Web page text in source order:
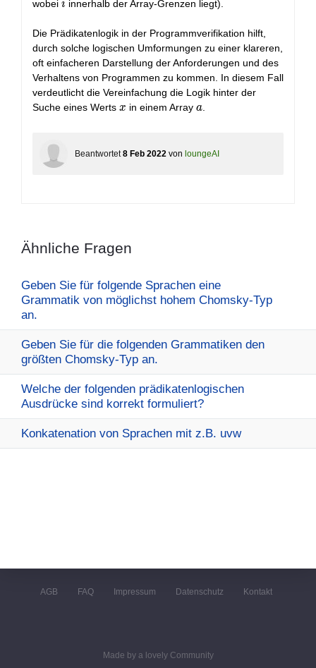
wobei i
i innerhalb der Array-Grenzen liegt).
Die Prädikatenlogik in der Programmverifikation hilft,
durch solche logischen Umformungen zu einer klareren,
oft einfacheren Darstellung der Anforderungen und des
Verhaltens von Programmen zu kommen. In diesem Fall
verdeutlicht die Vereinfachung die Logik hinter der
Suche eines Werts x
x in einem Array a
a
Beantwortet 8 Feb 2022 von loungeAI
Ähnliche Fragen
Geben Sie für folgende Sprachen eine
Grammatik von möglichst hohem Chomsky-Typ
an.
Geben Sie für die folgenden Grammatiken den
größten Chomsky-Typ an.
Welche der folgenden prädikatenlogischen
Ausdrücke sind korrekt formuliert?
Konkatenation von Sprachen mit z.B. uvw
AGB FAQ Impressum Datenschutz Kontakt
Made by a lovely Community